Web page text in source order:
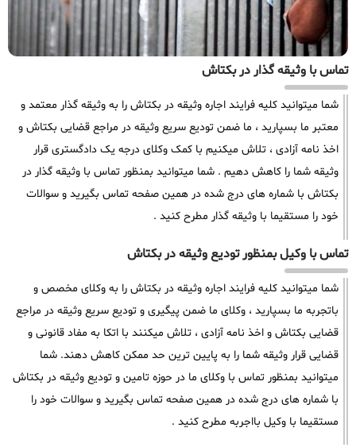
تماس با وثیقه گذار در بکتاش
شما میتوانید کلیه فرایند اجاره وثیقه در بکتاش را به وثیقه گذار معتمد و
معتبر ما بسپارید ، ما ضمن تودیع سریع وثیقه در مراجع قضایی بکتاش و
اخذ نامه آزادی ، تلاش میکنیم با کمک وکلای درجه یک دادگستری قرار
وثیقه شما را کاهش دهیم . شما میتوانید بمنظور تماس با وثیقه گذار در
بکتاش با شماره های درج شده در همین صفحه تماس بگیرید و سوالات
خود را مستقیما با وثیقه گذار مطرح کنید .
تماس با وکیل بمنظور تودیع وثیقه در بکتاش
شما میتوانید کلیه فرایند اجاره وثیقه در بکتاش را به وکلای مخصص و
باتجربه ما بسپارید ، وکلای ما ضمن پیگیری و تودیع سریع وثیقه در مراجع
قضایی بکتاش و اخذ نامه آزادی ، تلاش میکنند با اتکا به مفاد قانونی و
قضایی قرار وثیقه شما را به پایین ترین حد ممکن کاهش دهند. شما
میتوانید بمنظور تماس با وکلای ما در حوزه تامین و تودیع وثیقه در بکتاش
با شماره های درج شده در همین صفحه تماس بگیرید و سوالات خود را
مستقیما با وکیل بااجربه مطرح کنید .